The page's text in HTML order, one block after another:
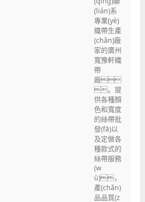
(lián)系
專業(yè)
織帶生產
(chǎn)廠
家的廣州
寬豫軒織
帶
廠
。提
供各種顏
色和寬度
的絲帶批
發(fā)以
及定做各
種款式的
絲帶服務
(w
ù)，
產(chǎn)
品品質(z